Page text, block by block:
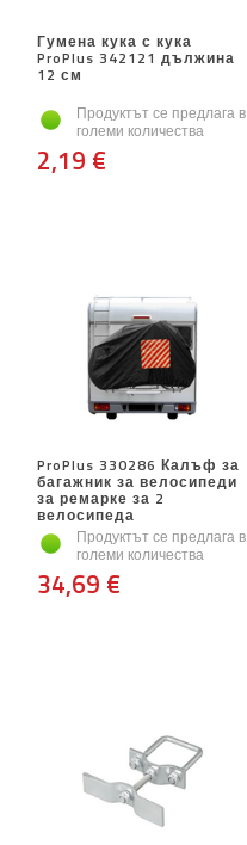
Гумена кука с кука
ProPlus 342121 дължина
12 см
Продуктът се предлага в
големи количества
2,19 €
ProPlus 330286 Калъф за
багажник за велосипеди
за ремарке за 2
велосипеда
Продуктът се предлага в
големи количества
34,69 €